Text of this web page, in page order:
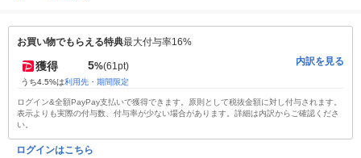
お買い物でもらえる特典最大付与率16%
獲得 5%(61pt)
うち4.5%は利用先・期間限定
内訳を見る
ログイン&全額PayPay支払いで獲得できます。原則として税抜金額に対し付与されます。
表示よりも実際の付与数、付与率が少ない場合があります。詳細は内訳からご確認くださ
い。
ログインはこちら